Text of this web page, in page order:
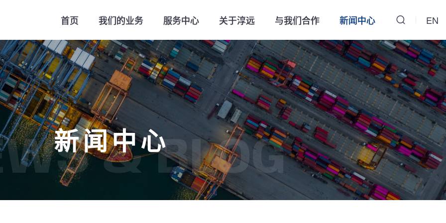
EN
首页 我们的业务 服务中心 关于淳远 与我们合作 新闻中心
新闻中心
& BLOG